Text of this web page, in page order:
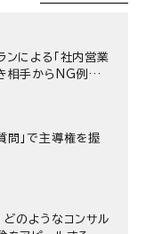
による「社内営業
相手からNG例ま
問」で主導権を握
どのようなコンサル